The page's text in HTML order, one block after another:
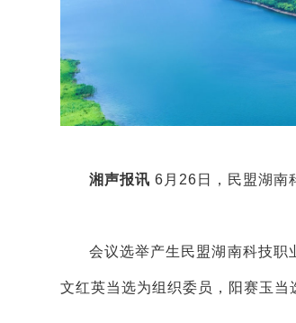
湘声报讯 6月26日，民盟湖南
会议选举产生民盟湖南科技职
文红英当选为组织委员，阳赛玉当